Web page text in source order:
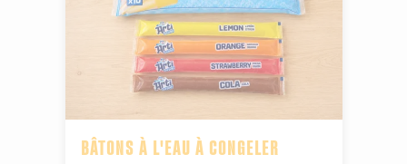
BÂTONS À L'EAU À CONGELER